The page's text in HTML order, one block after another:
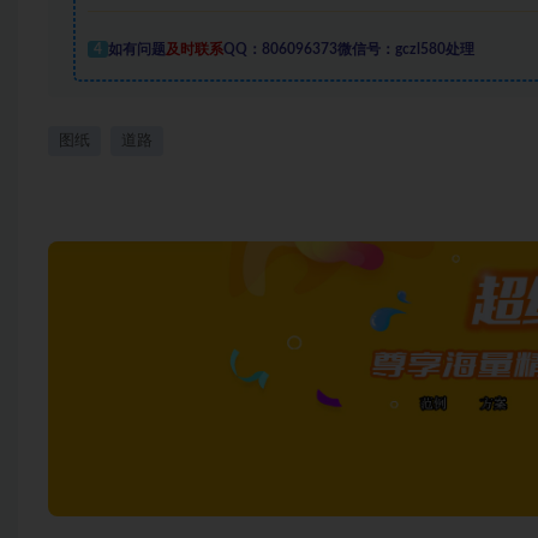
4 如有问题及时联系QQ：806096373微信号：gczl580处理
图纸 道路